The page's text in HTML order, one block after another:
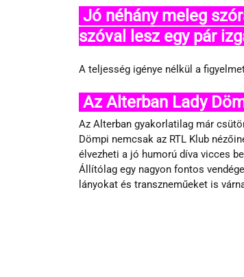
szóval lesz egy pár
A teljesség igénye nélkül a
Az Alterban Lady
Az Alterban gyakorlatilag már
Dömpi nemcsak az RTL Klub
élvezheti a jó humorú díva vicces
Állítólag egy nagyon fontos
lányokat és transzneműeket is